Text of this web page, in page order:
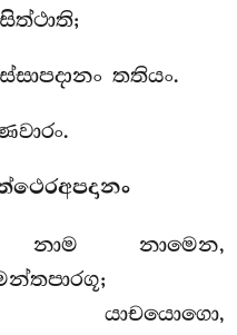
තතියං.
නාම නාමෙන,
යාචයොගො,